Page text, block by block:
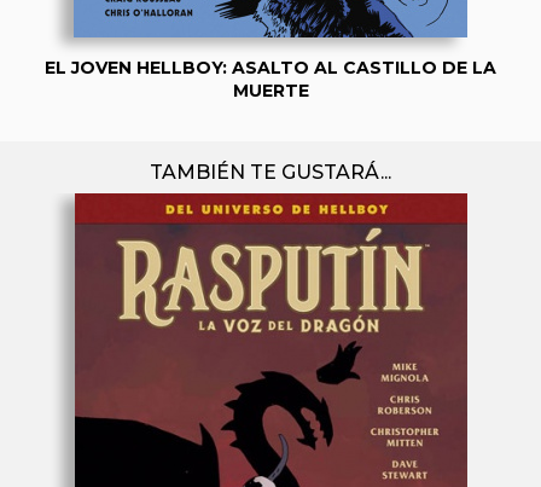
EL JOVEN HELLBOY: ASALTO AL CASTILLO DE LA
MUERTE
TAMBIÉN TE GUSTARÁ...